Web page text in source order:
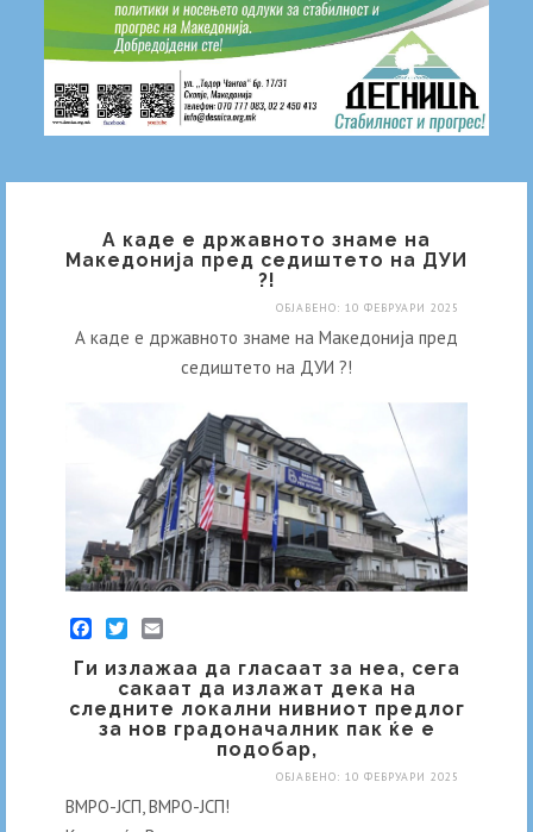
А каде е државното знаме на
Македонија пред седиштето на ДУИ
?!
ОБЈАВЕНО: 10 ФЕВРУАРИ 2025
А каде е државното знаме на Македонија пред
седиштето на ДУИ ?!
Ги излажаа да гласаат за неа, сега
сакаат да излажат дека на
следните локални нивниот предлог
за нов градоначалник пак ќе е
подобар,
ОБЈАВЕНО: 10 ФЕВРУАРИ 2025
ВМРО-ЈСП, ВМРО-ЈСП!